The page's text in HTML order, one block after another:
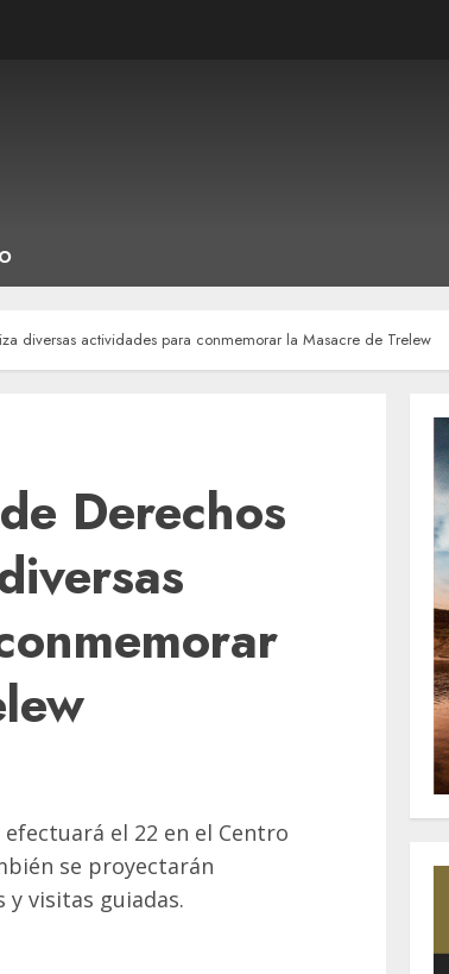
diversas actividades para conmemorar la Masacre de Trelew
Derechos
el 22 en el Centro
se proyectarán
y visitas guiadas.